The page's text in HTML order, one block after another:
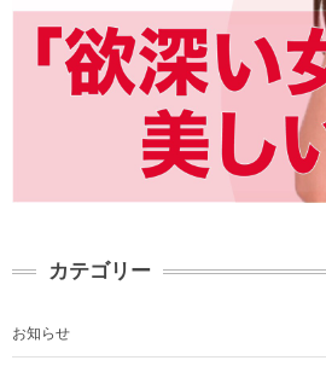
カテゴリー
お知らせ